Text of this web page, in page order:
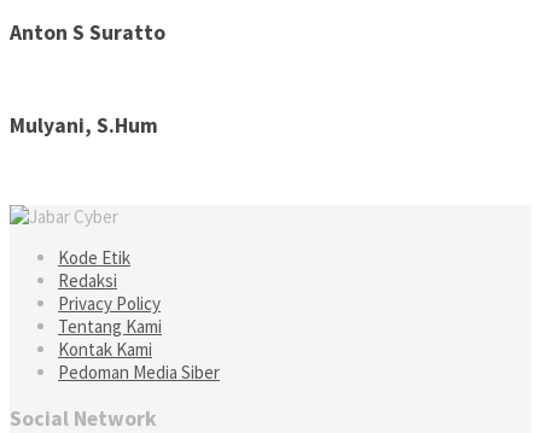
Anton S Suratto
Mulyani, S.Hum
Kode Etik
Redaksi
Privacy Policy
Tentang Kami
Kontak Kami
Pedoman Media Siber
Social Network